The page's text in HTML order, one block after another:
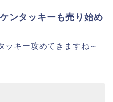
ンタッキーも売り始め
キー攻めてきますね～